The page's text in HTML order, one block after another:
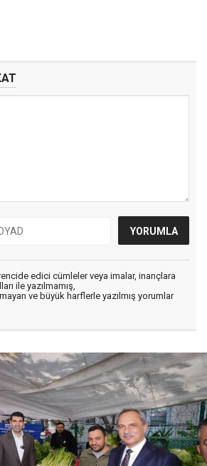
edici cümleler veya imalar, inançlara
ile yazılmamış,
ve büyük harflerle yazılmış yorumlar